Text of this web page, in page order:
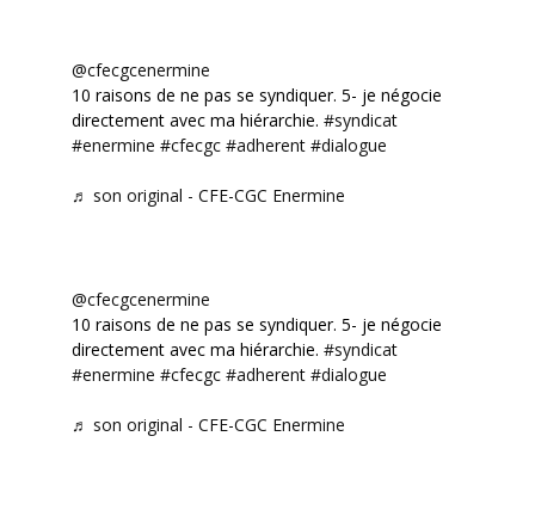
@cfecgcenermine
10 raisons de ne pas se syndiquer. 5- je négocie
directement avec ma hiérarchie. #syndicat
#enermine #cfecgc #adherent #dialogue
♬ son original - CFE-CGC Enermine
@cfecgcenermine
10 raisons de ne pas se syndiquer. 5- je négocie
directement avec ma hiérarchie. #syndicat
#enermine #cfecgc #adherent #dialogue
♬ son original - CFE-CGC Enermine